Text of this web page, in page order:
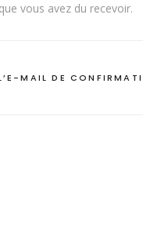
vous avez du recevoir.